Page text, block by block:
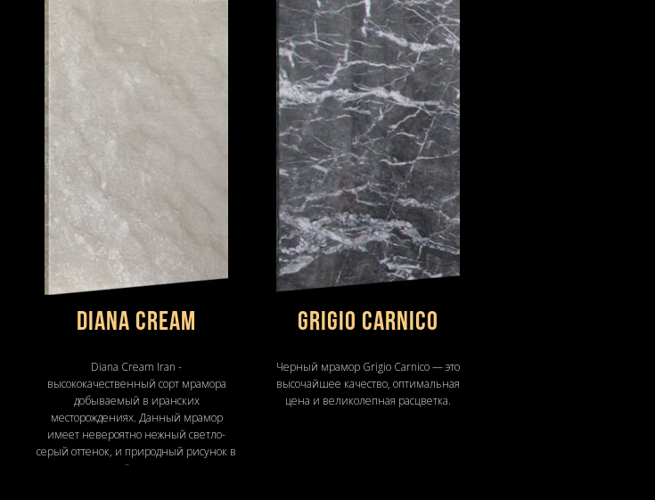
Diana Cream
Diana Cream Iran -
высококачественный сорт мрамора
добываемый в иранских
месторождениях. Данный мрамор
имеет невероятно нежный светло-
серый оттенок, и природный рисунок в
виде лёгких волн.
Grigio Carnico
Черный мрамор Grigio Carnico — это
высочайшее качество, оптимальная
цена и великолепная расцветка.